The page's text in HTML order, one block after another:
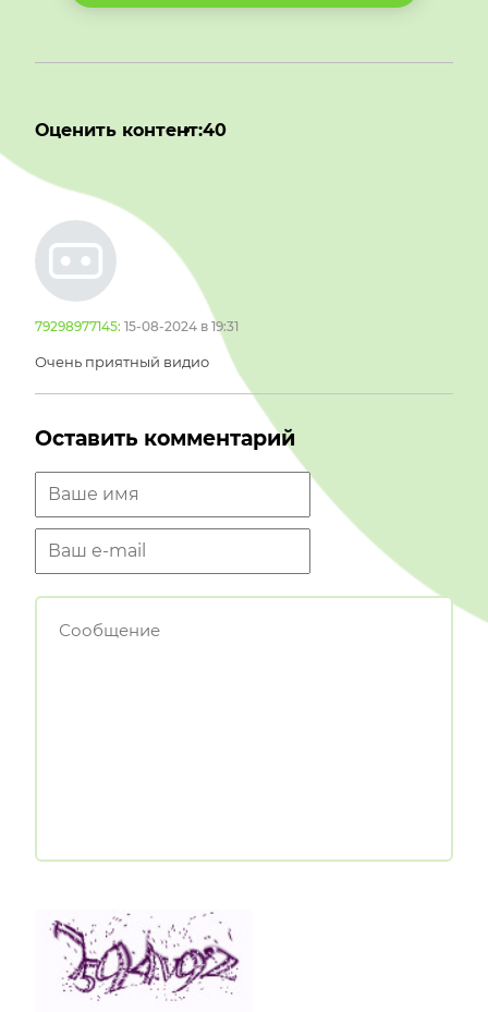
Оценить контент:40
79298977145: 15-08-2024 в 19:31
Очень приятный видио
Оставить комментарий